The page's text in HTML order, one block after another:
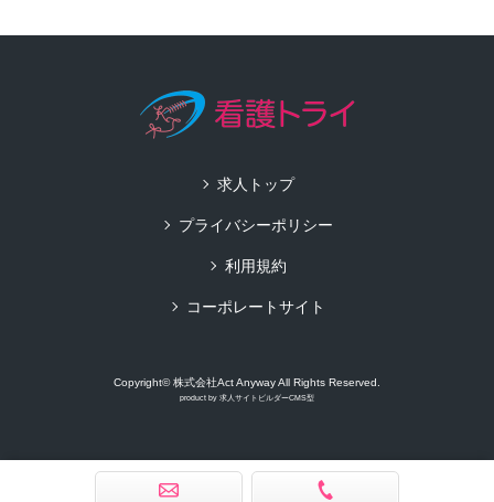
求人トップ
プライバシーポリシー
利用規約
コーポレートサイト
Copyright© 株式会社Act Anyway All Rights Reserved.
product by 求人サイトビルダーCMS型